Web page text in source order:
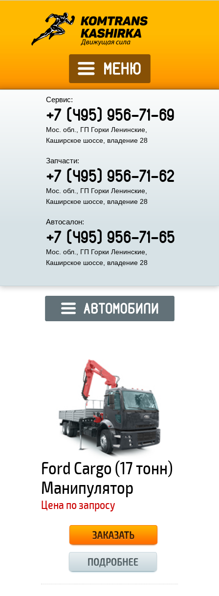
Сервис:
+7 (495) 956-71-69
Мос. обл., ГП Горки Ленинские,
Каширское шоссе, владение 28
Запчасти:
+7 (495) 956-71-62
Мос. обл., ГП Горки Ленинские,
Каширское шоссе, владение 28
Автосалон:
+7 (495) 956-71-65
Мос. обл., ГП Горки Ленинские,
Каширское шоссе, владение 28
Ford Cargo (17 тонн)
Манипулятор
Цена по запросу